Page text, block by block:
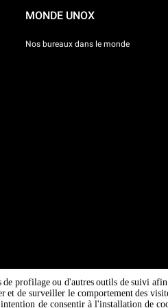
MONDE UNOX
Nos bureaux dans le monde
profilage ou d'autres outils de suivi
de surveiller le comportement des
de consentir à l'installation de